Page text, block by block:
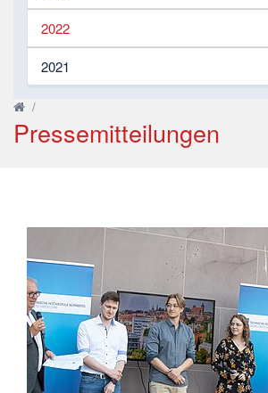
2022
2021
/
Pressemitteilungen